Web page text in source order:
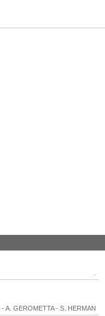
- A. GEROMETTA- S. HERMAN